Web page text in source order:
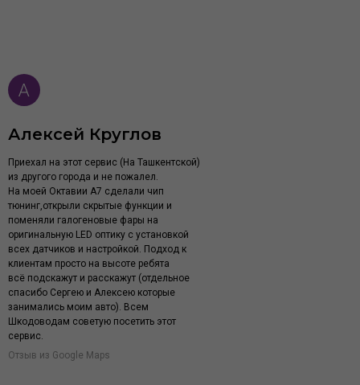
Приехал на этот сервис (На Ташкентской)
из другого города и не пожалел.
На моей Октавии А7 сделали чип
тюнинг,открыли скрытые функции и
поменяли галогеновые фары на
оригинальную LED оптику с установкой
всех датчиков и настройкой. Подход к
клиентам просто на высоте ребята
всё подскажут и расскажут (отдельное
спасибо Сергею и Алексею которые
занимались моим авто). Всем
Шкодоводам советую посетить этот
сервис.
Отзыв из Google Maps
Алексей Круглов